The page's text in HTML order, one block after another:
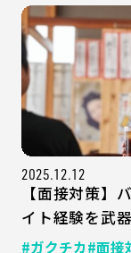
2025.12.12
【面接対策】
イト経験を武
#ガクチカ#面接